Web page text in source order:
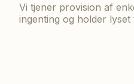
Vi tjener provision af
ingenting og holder